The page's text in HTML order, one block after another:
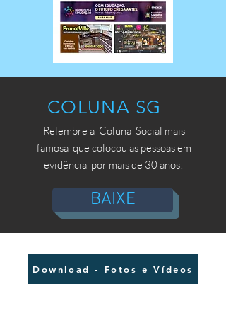
COLUNA SG
Relembre a Coluna Social mais
famosa que colocou as pessoas em
evidência por mais de 30 anos!
BAIXE
Download - Fotos e Vídeos